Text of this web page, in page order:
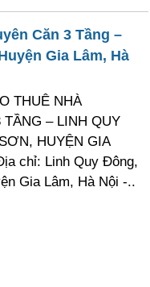
Căn 3 Tầng –
Gia Lâm, Hà
THUÊ NHÀ
TẦNG – LINH QUY
HUYỆN GIA
chỉ: Linh Quy Đông,
Gia Lâm, Hà Nội -..